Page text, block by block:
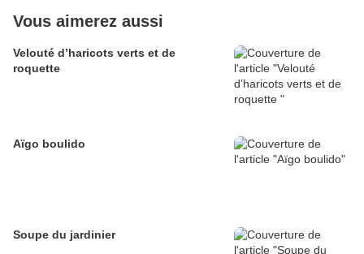
Vous aimerez aussi
Velouté d’haricots verts et de
roquette
Aïgo boulido
Soupe du jardinier